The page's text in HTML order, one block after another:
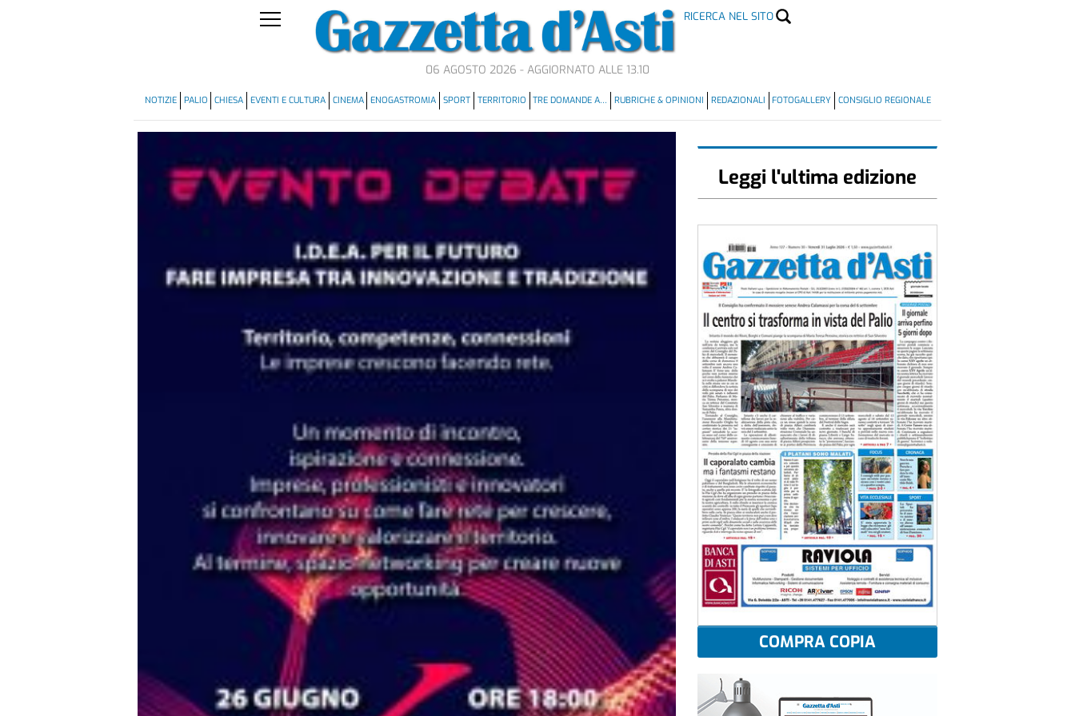
RICERCA NEL SITO
06 AGOSTO 2026 - AGGIORNATO ALLE 13.10
NOTIZIE PALIO CHIESA EVENTI E CULTURA CINEMA ENOGASTROMIA SPORT TERRITORIO TRE DOMANDE A… RUBRICHE & OPINIONI REDAZIONALI FOTOGALLERY CONSIGLIO REGIONALE
Leggi l'ultima edizione
COMPRA COPIA